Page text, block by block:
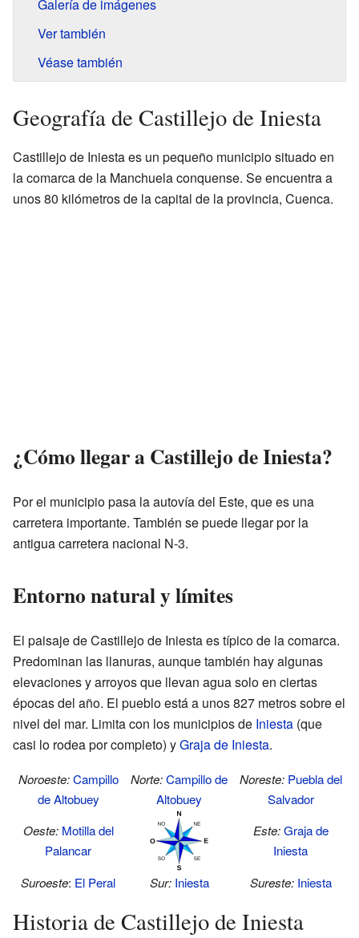
Galería de imágenes
Ver también
Véase también
Geografía de Castillejo de Iniesta
Castillejo de Iniesta es un pequeño municipio situado en
la comarca de la Manchuela conquense. Se encuentra a
unos 80 kilómetros de la capital de la provincia, Cuenca.
¿Cómo llegar a Castillejo de Iniesta?
Por el municipio pasa la autovía del Este, que es una
carretera importante. También se puede llegar por la
antigua carretera nacional N-3.
Entorno natural y límites
El paisaje de Castillejo de Iniesta es típico de la comarca.
Predominan las llanuras, aunque también hay algunas
elevaciones y arroyos que llevan agua solo en ciertas
épocas del año. El pueblo está a unos 827 metros sobre el
nivel del mar. Limita con los municipios de Iniesta (que
casi lo rodea por completo) yGraja de Iniesta.
Noroeste: Campillo
de Altobuey
Norte:Campillo de
Altobuey
Noreste: Puebla del
Salvador
Oeste: Motilla del
Palancar
Este: Graja de
Iniesta
Suroeste: El Peral Sur: Iniesta Sureste: Iniesta
Historia de Castillejo de Iniesta